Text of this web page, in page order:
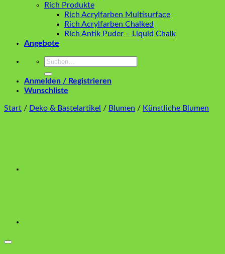
Rich Produkte
Rich Acrylfarben Multisurface
Rich Acrylfarben Chalked
Rich Antik Puder – Liquid Chalk
Angebote
Suchen
Anmelden / Registrieren
Wunschliste
Start / Deko & Bastelartikel / Blumen / Künstliche Blumen